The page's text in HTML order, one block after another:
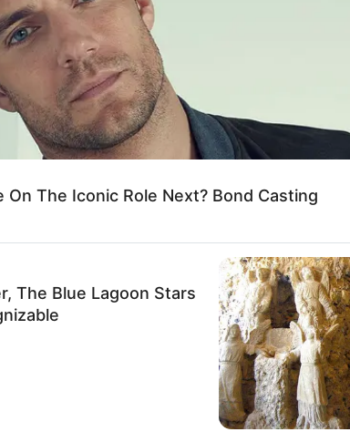
kann die Route zu diesem Ausflugsziel
im GPX-Format
an, für den Import in
und Longitude = 10.9630.
bei der Gunzenhausener Straße liegende
von OpenStreetMap:
On The Iconic Role Next? Bond Casting
The Blue Lagoon Stars